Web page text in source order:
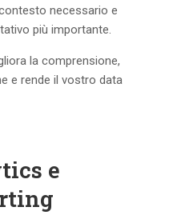
necessario e
più importante.
la comprensione,
e rende il vostro data
e